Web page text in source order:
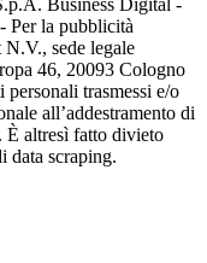
Business Digital -
Per la pubblicità
sede legale
46, 20093 Cologno
trasmessi e/o
all’addestramento di
È altresì fatto divieto
data scraping.